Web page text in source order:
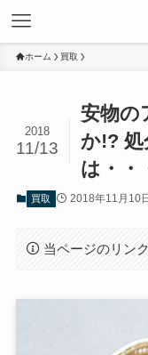
ホーム 買取
安物の
か!? 処
は・・
2018
11/13
買取 2018年11月10日
当ページのリン